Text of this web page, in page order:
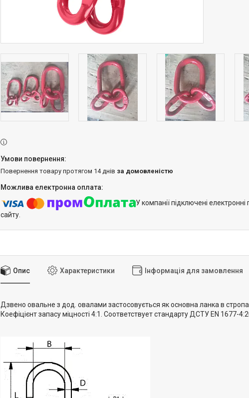
повернення товару протягом 14 днів за домовленістю
У компанії підключені
сайту.
Опис Характеристики Інформація для замовлення
Дзвено овальне з дод. овалами застосовується як основна ланка в
Коефіцієнт запасу міцності 4:1. Соответствует стандарту ДСТУ EN 1677-